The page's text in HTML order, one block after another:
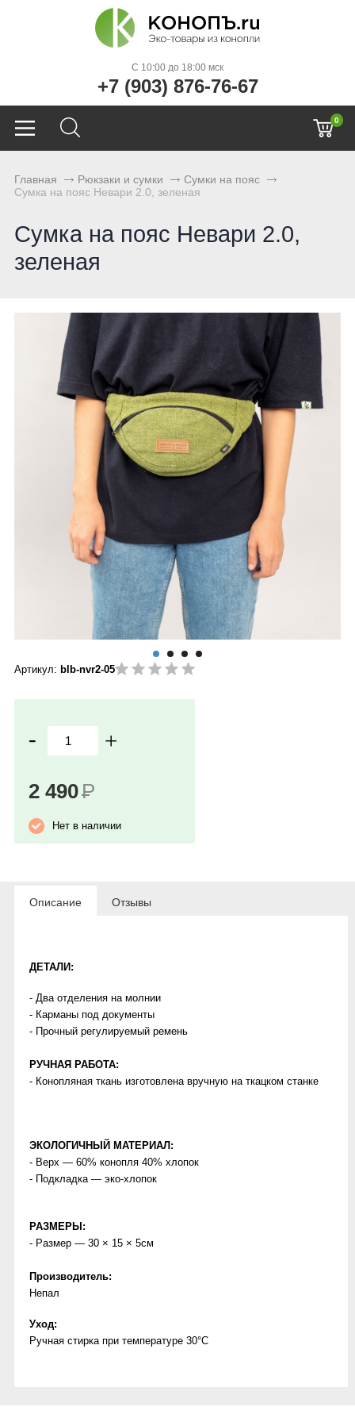
C 10:00 до 18:00 мск
+7 (903) 876-76-67
0
Главная Рюкзаки и сумки
Сумки на пояс
Сумка на пояс Невари 2.0, зеленая
Сумка на пояс Невари 2.0,
зеленая
Артикул: blb-nvr2-05
- +
2 490Р
Нет в наличии
Описание Отзывы
ДЕТАЛИ:
- Два отделения на молнии
- Карманы под документы
- Прочный регулируемый ремень
РУЧНАЯ РАБОТА:
- Конопляная ткань изготовлена вручную на ткацком станке
ЭКОЛОГИЧНЫЙ МАТЕРИАЛ:
- Верх — 60% конопля 40% хлопок
- Подкладка — эко-хлопок
РАЗМЕРЫ:
- Размер — 30 × 15 × 5см
Производитель:
Непал
Уход:
Ручная стирка при температуре 30°C